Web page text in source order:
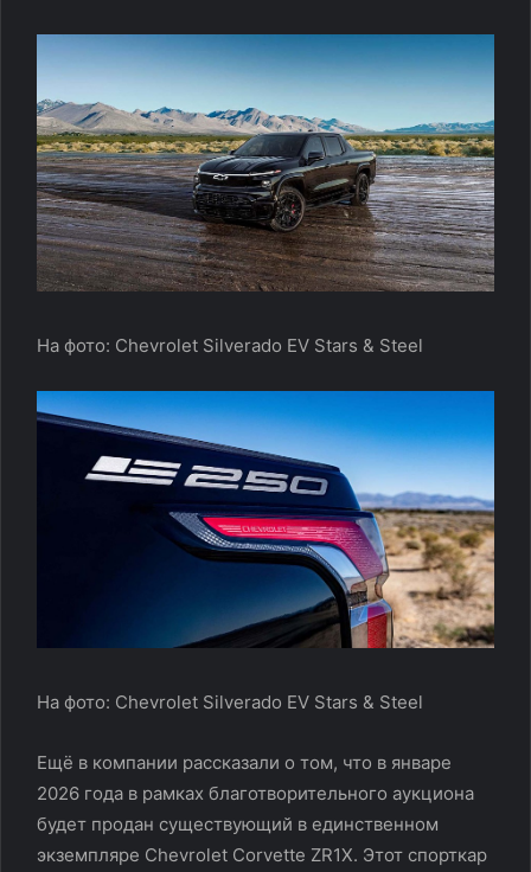
На фото: Chevrolet Silverado EV Stars & Steel
На фото: Chevrolet Silverado EV Stars & Steel
Ещё в компании рассказали о том, что в январе
2026 года в рамках благотворительного аукциона
будет продан существующий в единственном
экземпляре Chevrolet Corvette ZR1X. Этот спорткар